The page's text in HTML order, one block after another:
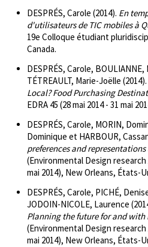
DESPRÉS, Carole (2014). En
d'utilisateurs de TIC mobiles à
19e Colloque étudiant
Canada.
DESPRÉS, Carole,
TÉTREAULT, Marie-Joëlle (2014).
Local? Food Purchasing
EDRA 45 (28 mai 2014 - 31 mai
DESPRÉS, Carole, MORIN,
Dominique et HARBOUR,
preferences and
(Environmental Design research
mai 2014), New Orleans, États-
DESPRÉS, Carole, PICHÉ,
JODOIN-NICOLE, Laurence
Planning the future for and with
(Environmental Design research
mai 2014), New Orleans, États-